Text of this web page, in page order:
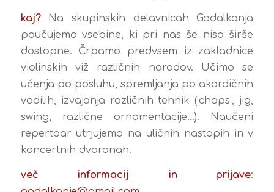
kaj?Na skupinskih delavnicah Godalkanja
poučujemo vsebine, ki pri nas še niso širše
dostopne. Črpamo predvsem iz zakladnice
violinskih viž različnih narodov. Učimo se
učenja po posluhu, spremljanja po akordičnih
vodilih, izvajanja različnih tehnik (‘chops’, jig,
swing, različne ornamentacije…). Naučeni
repertoar utrjujemo na uličnih nastopih in v
koncertnih dvoranah.
več informacij in prijave: